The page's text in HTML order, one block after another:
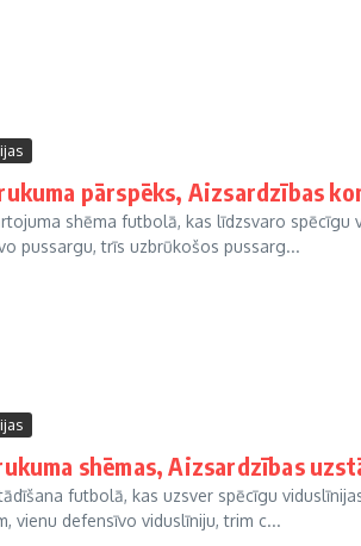
pārspēks, Aizsardzības
shēma futbolā, kas līdzsvaro
pussargu, trīs uzbrūkošos pussarg...
shēmas, Aizsardzības
futbolā, kas uzsver spēcīgu
vienu defensīvo viduslīniju, trim c...